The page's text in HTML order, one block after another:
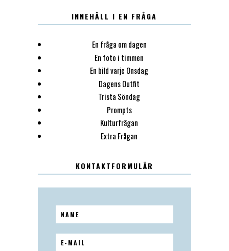
INNEHÅLL I EN FRÅGA
En fråga om dagen
En foto i timmen
En bild varje Onsdag
Dagens Outfit
Trista Söndag
Prompts
Kulturfrågan
Extra Frågan
KONTAKTFORMULÄR